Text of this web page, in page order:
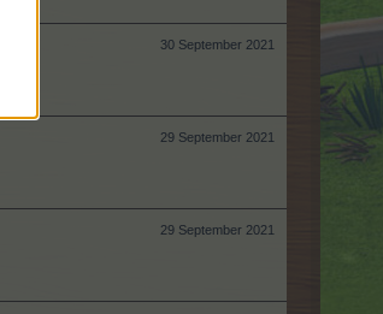
30 September 2021
29 September 2021
29 September 2021